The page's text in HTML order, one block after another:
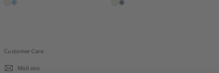
ecrulichtblauw
ecrudusty
Customer Care
Mail ons